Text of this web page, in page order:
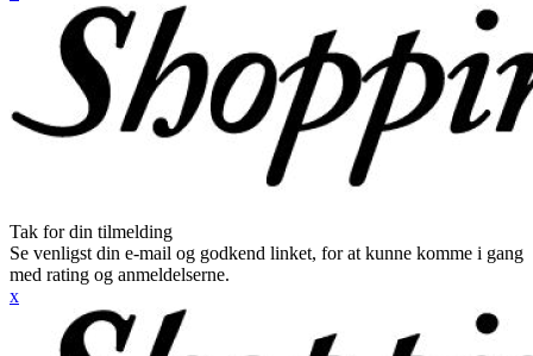
Tak for din tilmelding
Se venligst din e-mail og godkend linket, for at kunne komme i gang
med rating og anmeldelserne.
x